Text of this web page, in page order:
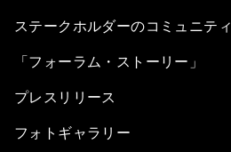
ステークホルダーのコミュニティ
「フォーラム・ストーリー」
プレスリリース
フォトギャラリー